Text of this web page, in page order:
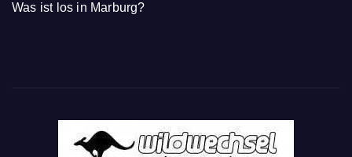
Was ist los in Marburg?